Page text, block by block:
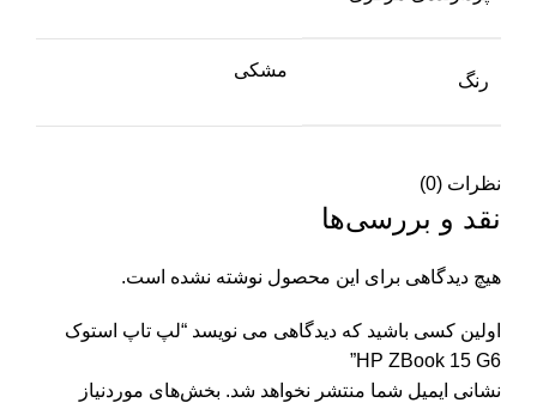
رنگ
مشکی
نظرات (0)
نقد و بررسی‌ها
هیچ دیدگاهی برای این محصول نوشته نشده است.
اولین کسی باشید که دیدگاهی می نویسد “لپ تاپ استوک
HP ZBook 15 G6”
نشانی ایمیل شما منتشر نخواهد شد. بخش‌های موردنیاز